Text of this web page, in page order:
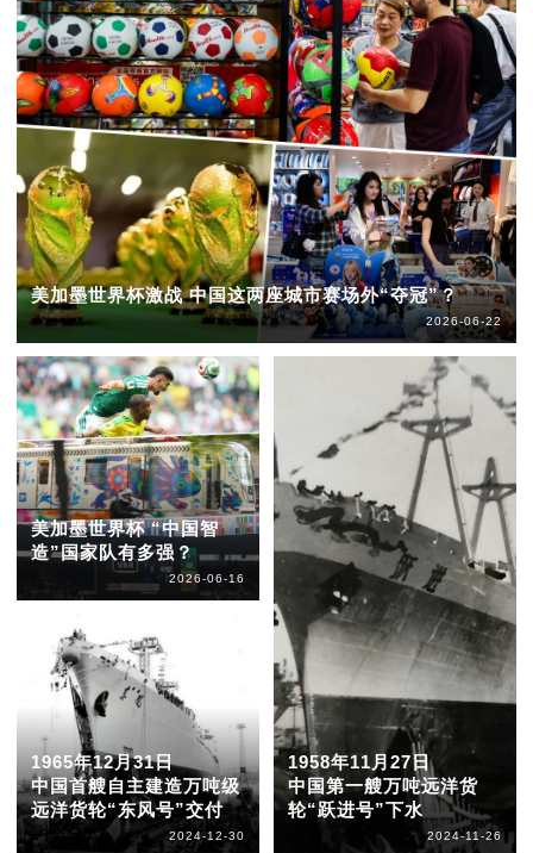
美加墨世界杯激战 中国这两座城市赛场外“夺冠”？
2026-06-22
美加墨世界杯 “中国智
造”国家队有多强？
2026-06-16
1965年12月31日
中国首艘自主建造万吨级
远洋货轮“东风号”交付
2024-12-30
1958年11月27日
中国第一艘万吨远洋货
轮“跃进号”下水
2024-11-26